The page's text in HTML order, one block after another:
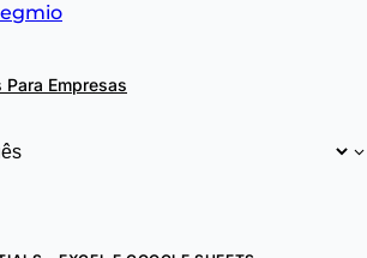
Para Empresas